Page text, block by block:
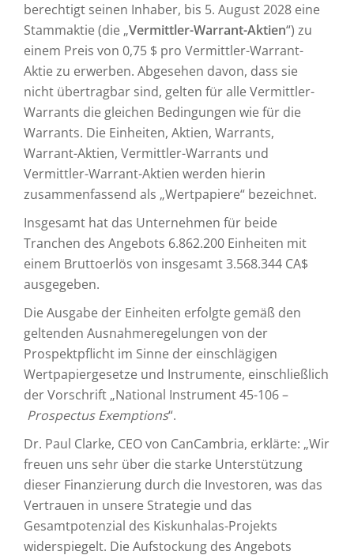
berechtigt seinen Inhaber, bis 5. August 2028 eine
Stammaktie (die „Vermittler-Warrant-Aktien“) zu
einem Preis von 0,75 $ pro Vermittler-Warrant-
Aktie zu erwerben. Abgesehen davon, dass sie
nicht übertragbar sind, gelten für alle Vermittler-
Warrants die gleichen Bedingungen wie für die
Warrants. Die Einheiten, Aktien, Warrants,
Warrant-Aktien, Vermittler-Warrants und
Vermittler-Warrant-Aktien werden hierin
zusammenfassend als „Wertpapiere“ bezeichnet.
Insgesamt hat das Unternehmen für beide
Tranchen des Angebots 6.862.200 Einheiten mit
einem Bruttoerlös von insgesamt 3.568.344 CA$
ausgegeben.
Die Ausgabe der Einheiten erfolgte gemäß den
geltenden Ausnahmeregelungen von der
Prospektpflicht im Sinne der einschlägigen
Wertpapiergesetze und Instrumente, einschließlich
der Vorschrift „National Instrument 45-106 –
Prospectus Exemptions“.
Dr. Paul Clarke, CEO von CanCambria, erklärte: „Wir
freuen uns sehr über die starke Unterstützung
dieser Finanzierung durch die Investoren, was das
Vertrauen in unsere Strategie und das
Gesamtpotenzial des Kiskunhalas-Projekts
widerspiegelt. Die Aufstockung des Angebots